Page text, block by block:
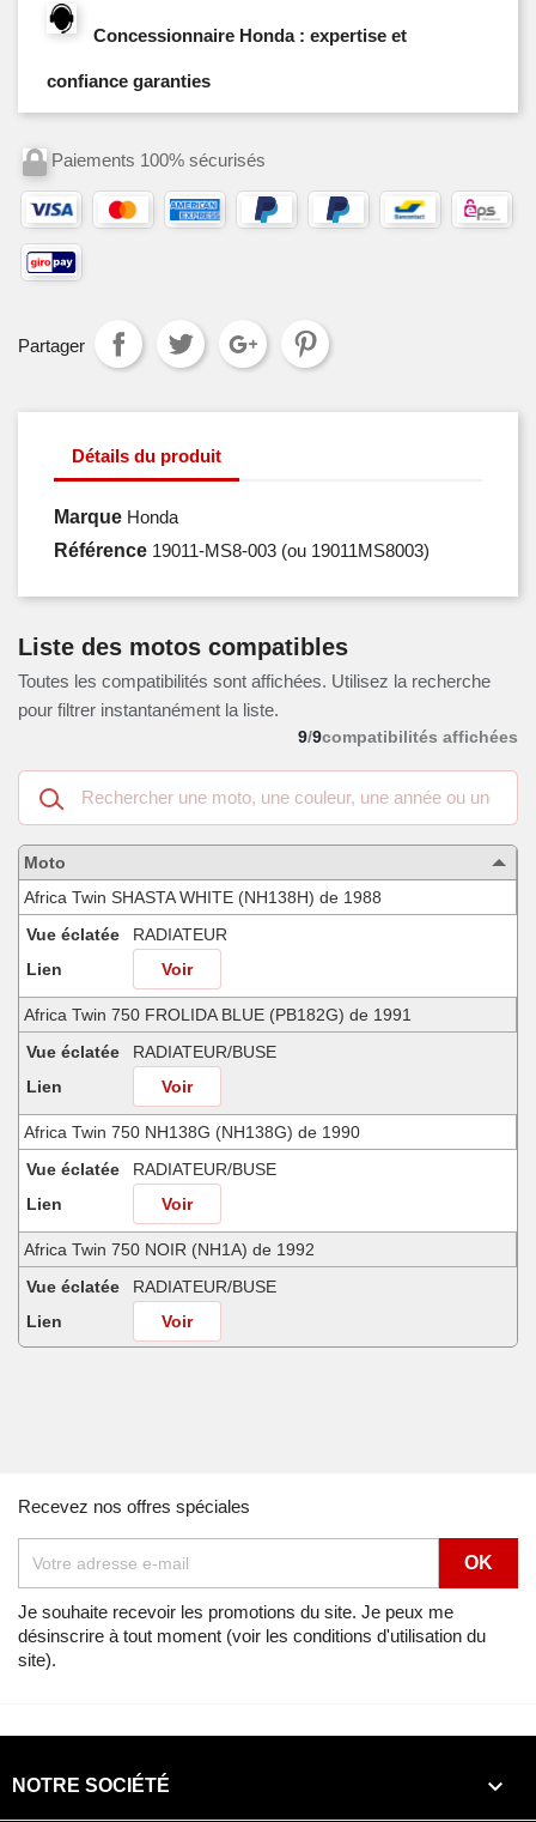
Concessionnaire Honda : expertise et
confiance garanties
Paiements 100% sécurisés
Partager
Détails du produit
Marque Honda
Référence 19011-MS8-003 (ou 19011MS8003)
Liste des motos compatibles
Toutes les compatibilités sont affichées. Utilisez la recherche
pour filtrer instantanément la liste.
9/9compatibilités affichées
Recherche
dans
les
motos
compatibles
Moto
Africa Twin SHASTA WHITE (NH138H) de 1988
Vue éclatée
RADIATEUR
Lien
Voir
Africa Twin 750 FROLIDA BLUE (PB182G) de 1991
Vue éclatée
RADIATEUR/BUSE
Lien
Voir
Africa Twin 750 NH138G (NH138G) de 1990
Vue éclatée
RADIATEUR/BUSE
Lien
Voir
Africa Twin 750 NOIR (NH1A) de 1992
Vue éclatée
RADIATEUR/BUSE
Lien
Voir
RADIATEUR/BUSE
Lien
Voir
Africa Twin 750 SHASTA WHITE (NH138H) de 1991
Vue éclatée
RADIATEUR/BUSE
Lien
Lien
Voir
Recevez nos offres spéciales
Je souhaite recevoir les promotions du site. Je peux me
désinscrire à tout moment (voir les conditions d'utilisation du
site).
NOTRE SOCIÉTÉ 